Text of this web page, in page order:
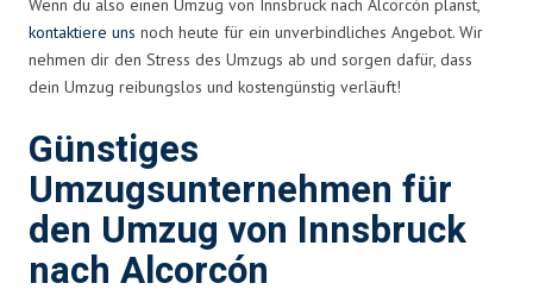
Wenn du also einen Umzug von Innsbruck nach Alcorcón planst,
kontaktiere uns noch heute für ein unverbindliches Angebot. Wir
nehmen dir den Stress des Umzugs ab und sorgen dafür, dass
dein Umzug reibungslos und kostengünstig verläuft!
Günstiges
Umzugsunternehmen für
den Umzug von Innsbruck
nach Alcorcón